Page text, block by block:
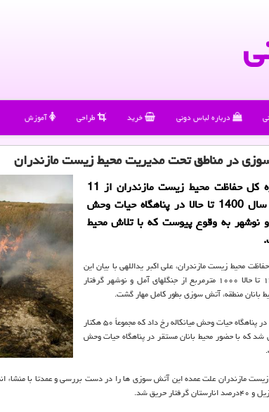
درباره لباس دونی خرید طراحی آموزش
مازندران معاون فنی اداره کل حفاظت محیط زیست مازندران از 11
فقره آتش سوزی از اول سال 1400 تا حالا در پناهگاه حیات وحش
نوشهر به وقوع پیوست که با تلاش محیط
محیط زیست مازندران، علی اکبر یداللهی با بیان این
خبر اظهار نمود: از اول سال ۱۴۰۰ تا حالا ۱۰۰۰ مترمربع از جنگلهای آمل و نوشهر گرفتار
بانان منطقه، آتش سوزی بطور کامل مهار گشت.
وی افزود: ۹ مورد آتش سوزی نیز در پناهگاه حیات وحش میانکاله رخ داد که مجموعاً ۵۰ هکتار
شد که با حضور محیط بانان مستقر در پناهگاه حیات وحش
مازندران علت عمده این آتش سوزی ها را در دست بررسی و عمدتا با منشاء